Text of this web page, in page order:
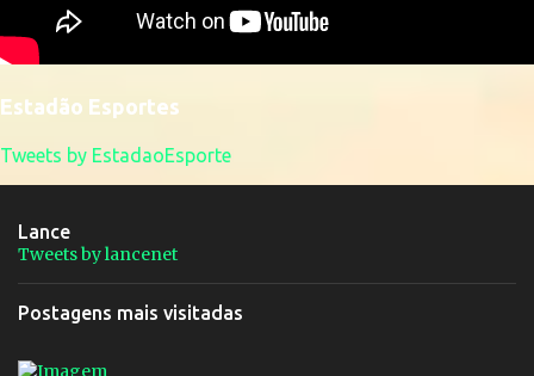
Estadão Esportes
Tweets by EstadaoEsporte
Lance
Tweets by lancenet
Postagens mais visitadas